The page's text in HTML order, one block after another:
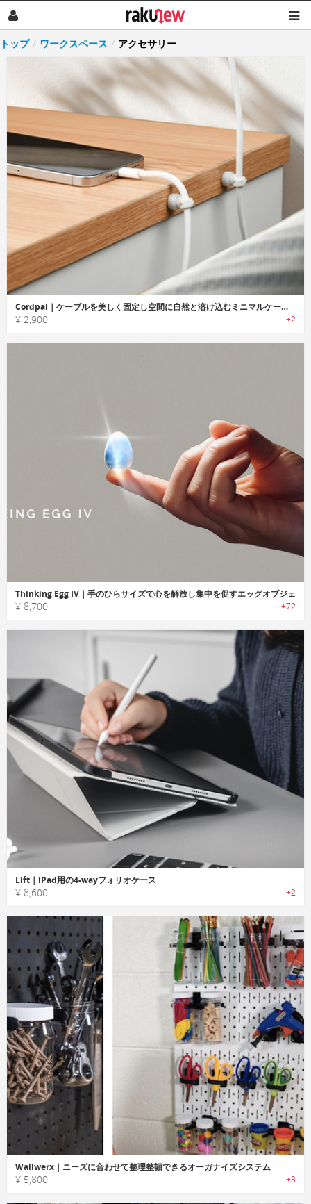
トップ / ワークスペース / アクセサリー
Cordpal｜ケーブルを美しく固定し空間に自然と溶け込むミニマルケーブルホルダー
¥ 2,900 +2
Thinking Egg IV｜手のひらサイズで心を解放し集中を促すエッグオブジェ
¥ 8,700 +72
Lift｜iPad用の4-wayフォリオケース
¥ 8,600 +2
Wallwerx｜ニーズに合わせて整理整頓できるオーガナイズシステム
¥ 5,800 +3